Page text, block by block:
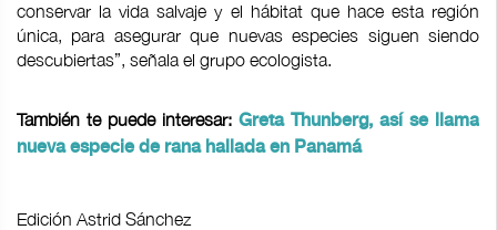
conservar la vida salvaje y el hábitat que hace esta región
única, para asegurar que nuevas especies siguen siendo
descubiertas”, señala el grupo ecologista.
También te puede interesar: Greta Thunberg, así se llama
nueva especie de rana hallada en Panamá
Edición Astrid Sánchez